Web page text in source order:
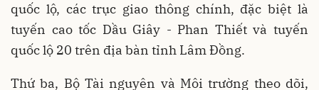
quốc lộ, các trục giao thông chính, đặc biệt là
tuyến cao tốc Dầu Giây - Phan Thiết và tuyến
quốc lộ 20 trên địa bàn tỉnh Lâm Đồng.
Thứ ba, Bộ Tài nguyên và Môi trường theo dõi,